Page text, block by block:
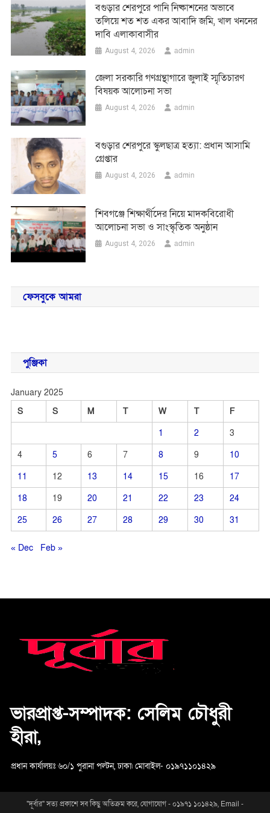
বগুড়ার শেরপুরে পানি নিষ্কাশনের অভাবে
তলিয়ে শত শত একর আবাদি জমি, খাল খননের
দাবি এলাকাবাসীর
August 4, 2026 admin
জেলা সরকারি গণগ্রন্থাগারে জুলাই স্মৃতিচারণ
বিষয়ক আলোচনা সভা
August 4, 2026 admin
বগুড়ার শেরপুরে স্কুলছাত্র হত্যা: প্রধান আসামি
গ্রেপ্তার
August 4, 2026 admin
শিবগঞ্জে শিক্ষার্থীদের নিয়ে মাদকবিরোধী
আলোচনা সভা ও সাংস্কৃতিক অনুষ্ঠান
August 4, 2026 admin
ফেসবুকে আমরা
পুঞ্জিকা
January 2025
S
S M T W T
F
1
2
3
4
5 6 7 8 9
10
11
12 13 14 15 16
17
18
19 20 21 22 23
24
25
26 27 28 29 30 31
« Dec Feb »
ভারপ্রাপ্ত-সম্পাদক: সেলিম চৌধুরী
হীরা,
প্রধান কার্যালয়ঃ ৬০/১ পুরানা পল্টন, ঢাকা৷ মোবাইল- ০১৯৭১১০১৪২৯
"দূর্বার" সত্য প্রকাশে সব কিছু অতিক্রম করে, যোগাযোগ - ০১৯৭১ ১০১৪২৯, Email -